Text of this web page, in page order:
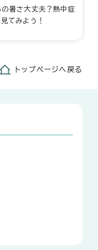
の暑さ大丈夫？熱中症
てみよう！
トップページへ戻る